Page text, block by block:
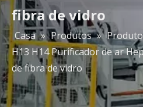
fibra de vidro
Casa » Produtos »
H13 H14 Purificador de ar
de fibra de vidro
Papel de filtro de fibra de vidro HEPA 0,3 mícrons Filtro de papel Hepa plissado Filtro Hepa 99,99%